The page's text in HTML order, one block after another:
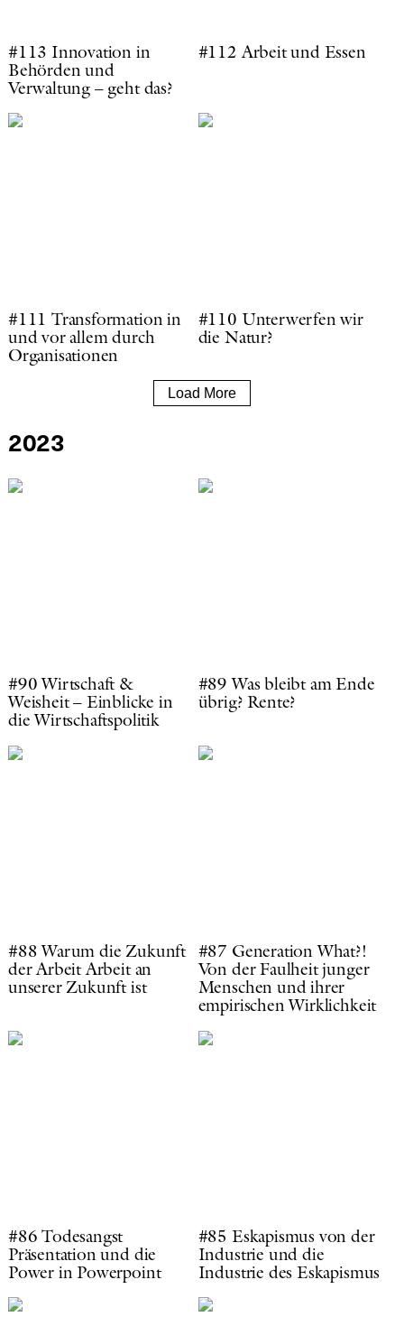
#113 Innovation in
Behörden und
Verwaltung – geht das?
#112 Arbeit und Essen
#111 Transformation in
und vor allem durch
Organisationen
#110 Unterwerfen wir
die Natur?
Load More
2023
#90 Wirtschaft &
Weisheit – Einblicke in
die Wirtschaftspolitik
#89 Was bleibt am Ende
übrig? Rente?
#88 Warum die Zukunft
der Arbeit Arbeit an
unserer Zukunft ist
#87 Generation What?!
Von der Faulheit junger
Menschen und ihrer
empirischen Wirklichkeit
#86 Todesangst
Präsentation und die
Power in Powerpoint
#85 Eskapismus von der
Industrie und die
Industrie des Eskapismus